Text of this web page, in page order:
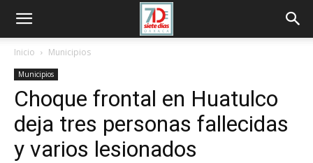
Inicio Municipios
Municipios
Choque frontal en Huatulco
deja tres personas fallecidas
y varios lesionados